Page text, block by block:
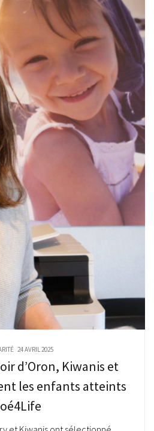
24 AVRIL 2025
d’Oron, Kiwanis et
les enfants atteints